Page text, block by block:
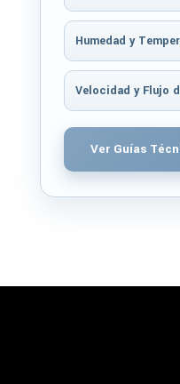
Humedad y
Velocidad y Flujo
Ver Guías